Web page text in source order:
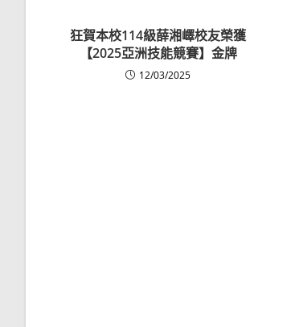
狂賀本校114級薛湘嶧校友榮獲
【2025亞洲技能競賽】金牌
12/03/2025